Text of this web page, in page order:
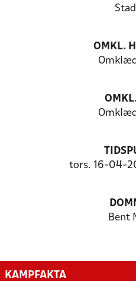
OMKL.
tors. 16-04-
Bent
KAMPFAKTA